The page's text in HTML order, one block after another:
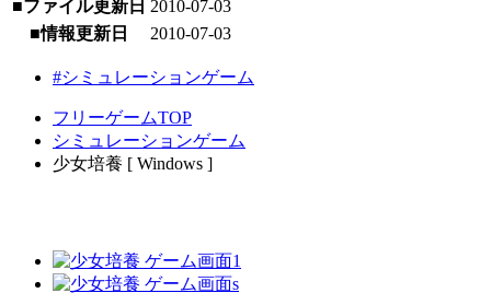
■ファイル更新日 2010-07-03
■情報更新日
2010-07-03
#シミュレーションゲーム
フリーゲームTOP
シミュレーションゲーム
少女培養 [ Windows ]